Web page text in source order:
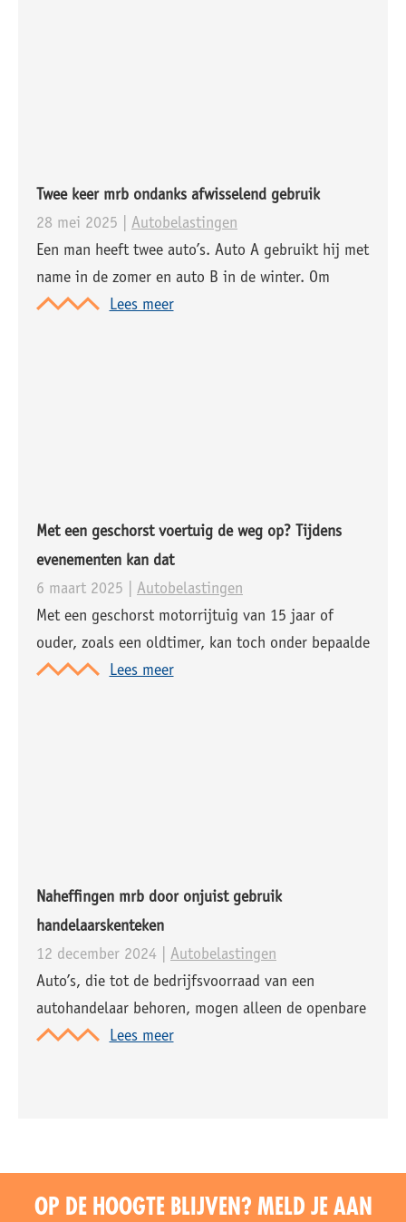
Twee keer mrb ondanks afwisselend gebruik
28 mei 2025 | Autobelastingen
Een man heeft twee auto’s. Auto A gebruikt hij met
name in de zomer en auto B in de winter. Om
motorrijtuigenbelasting (mrb) te besparen,
Lees meer
Met een geschorst voertuig de weg op? Tijdens
evenementen kan dat
6 maart 2025 | Autobelastingen
Met een geschorst motorrijtuig van 15 jaar of
ouder, zoals een oldtimer, kan toch onder bepaalde
voorwaarden worden gereden. Dit kan dankzij de
Lees meer
Naheffingen mrb door onjuist gebruik
handelaarskenteken
12 december 2024 | Autobelastingen
Auto’s, die tot de bedrijfsvoorraad van een
autohandelaar behoren, mogen alleen de openbare
weg op wanneer zij zijn voorzien van een
Lees meer
OP DE HOOGTE BLIJVEN? MELD JE AAN